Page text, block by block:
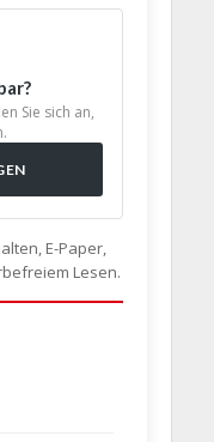
Sie sich an,
E-Paper,
Lesen.